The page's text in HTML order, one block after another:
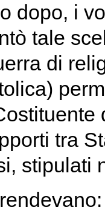
dopo, i
tale
di
tra
stipulati